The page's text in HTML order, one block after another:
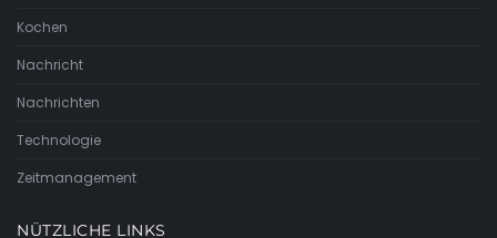
Kochen
Nachricht
Nachrichten
Technologie
Zeitmanagement
NÜTZLICHE LINKS